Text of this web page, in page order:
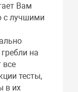
Вам
с лучшими
на
все
тесты,
в их